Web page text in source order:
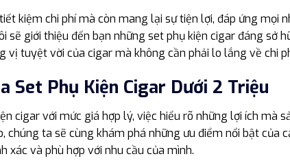
kiệm chi phí mà còn mang lại sự tiện lợi, đáp ứng mọi
sẽ giới thiệu đến bạn những set phụ kiện cigar đáng sở
vị tuyệt vời của cigar mà không cần phải lo lắng về chi
Set Phụ Kiện Cigar Dưới 2 Triệu
cigar với mức giá hợp lý, việc hiểu rõ những lợi ích mà
chúng ta sẽ cùng khám phá những ưu điểm nổi bật của
xác và phù hợp với nhu cầu của mình.